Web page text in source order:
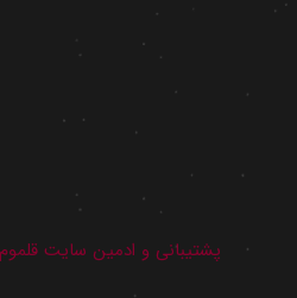
پشتیبانی و ادمین سایت قلموم